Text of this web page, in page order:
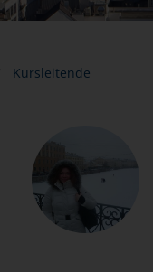
Kursleitende